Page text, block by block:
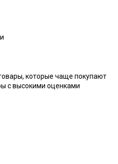
которые чаще покупают
с высокими оценками